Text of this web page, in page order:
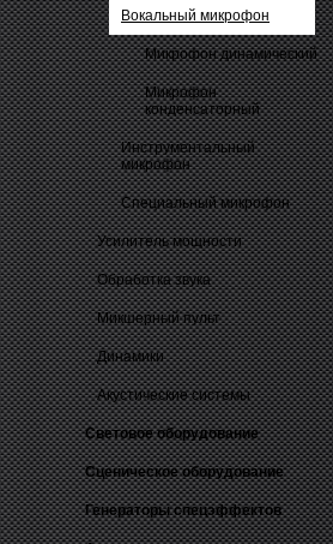
Вокальный микрофон
Микрофон динамический
Микрофон
конденсаторный
Инструментальный
микрофон
Специальный микрофон
Усилитель мощности
Обработка звука
Микшерный пульт
Динамики
Акустические системы
Световое оборудование
Сценическое оборудование
Генераторы спецэффектов